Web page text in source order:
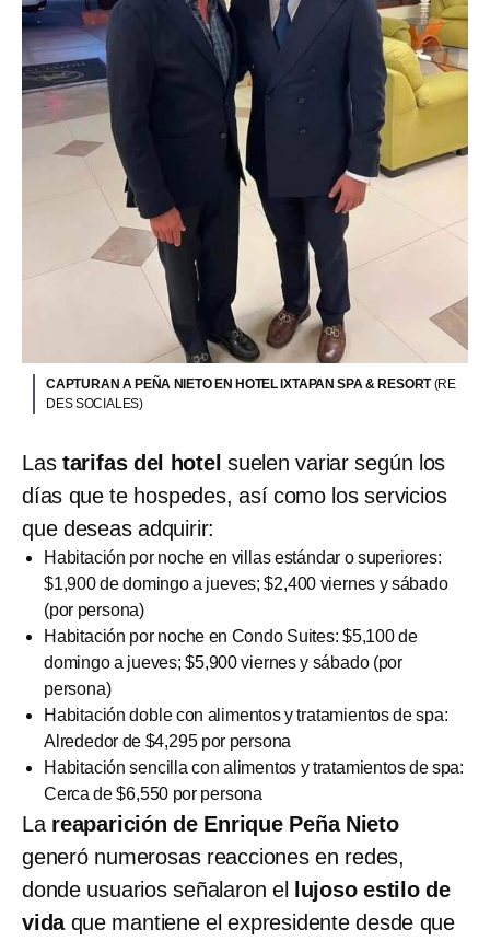
CAPTURAN A PEÑA NIETO EN HOTEL IXTAPAN SPA & RESORT(RE
DES SOCIALES)
Lastarifas del hotel suelen variar según los
días que te hospedes, así como los servicios
que deseas adquirir:
Habitación por noche en villas estándar o superiores:
$1,900 de domingo a jueves; $2,400 viernes y sábado
(por persona)
Habitación por noche en Condo Suites: $5,100 de
domingo a jueves; $5,900 viernes y sábado (por
persona)
Habitación doble con alimentos y tratamientos de spa:
Alrededor de $4,295 por persona
Habitación sencilla con alimentos y tratamientos de spa:
Cerca de $6,550 por persona
La reaparición de Enrique Peña Nieto
generó numerosas reacciones en redes,
donde usuarios señalaron el lujoso estilo de
vida que mantiene el expresidente desde que